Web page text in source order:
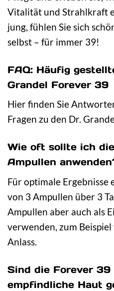
Vitalität und Strahlkraft
jung, fühlen Sie sich
selbst – für immer 39!
FAQ: Häufig
Grandel Forever 39
Hier finden Sie
Fragen zu den Dr.
Wie oft sollte ich
Ampullen
Für optimale
von 3 Ampullen über 3
Ampullen aber auch als
verwenden, zum
Anlass.
Sind die Forever
empfindliche Haut